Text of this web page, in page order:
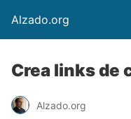
Alzado.org
Crea links de
Alzado.org